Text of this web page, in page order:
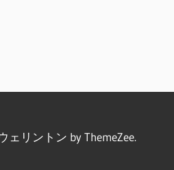
ェリントン by ThemeZee.